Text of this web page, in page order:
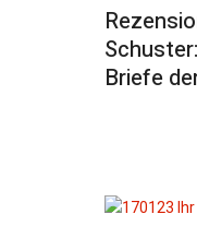
Briefe